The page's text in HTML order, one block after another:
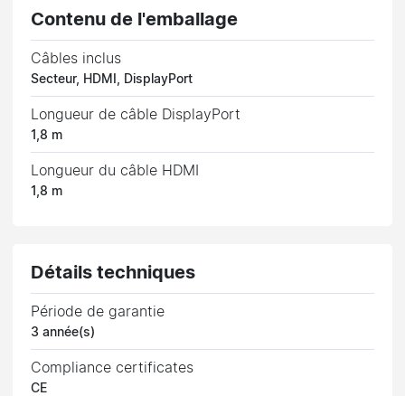
Contenu de l'emballage
Câbles inclus
Secteur, HDMI, DisplayPort
Longueur de câble DisplayPort
1,8 m
Longueur du câble HDMI
1,8 m
Détails techniques
Période de garantie
3 année(s)
Compliance certificates
CE